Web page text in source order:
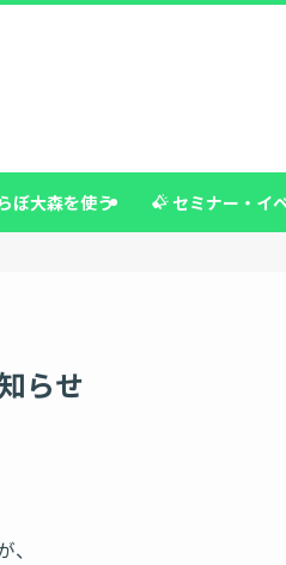
ぼ大森を使う セミナー・イ
らせ